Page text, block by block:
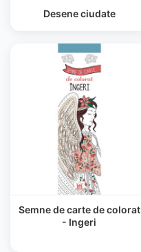
Desene ciudate
Semne de carte de colorat
- Ingeri